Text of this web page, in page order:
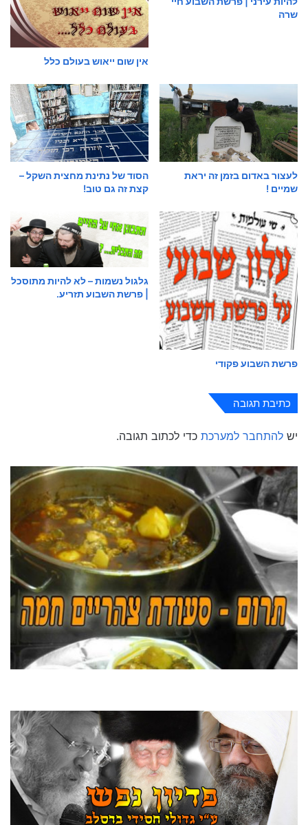
שרה
אין שום ייאוש בעולם כלל
לעצור באדום בזמן זה יראת
שמיים !
הסוד של נתינת מחצית השקל –
קצת זה גם טוב!
פרשת השבוע פקודי
גלגול נשמות – לא להיות מתוסכל
| פרשת השבוע תזריע.
כתיבת תגובה
יש להתחבר למערכת כדי לכתוב תגובה.